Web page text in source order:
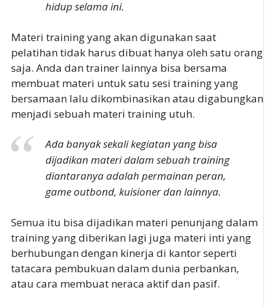
hidup selama ini.
Materi training yang akan digunakan saat
pelatihan tidak harus dibuat hanya oleh satu orang
saja. Anda dan trainer lainnya bisa bersama
membuat materi untuk satu sesi training yang
bersamaan lalu dikombinasikan atau digabungkan
menjadi sebuah materi training utuh.
Ada banyak sekali kegiatan yang bisa
dijadikan materi dalam sebuah training
diantaranya adalah permainan peran,
game outbond, kuisioner dan lainnya.
Semua itu bisa dijadikan materi penunjang dalam
training yang diberikan lagi juga materi inti yang
berhubungan dengan kinerja di kantor seperti
tatacara pembukuan dalam dunia perbankan,
atau cara membuat neraca aktif dan pasif.